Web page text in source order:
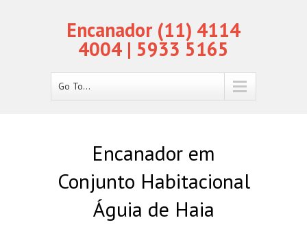
Encanador (11) 4114
4004 | 5933 5165
Go To...
Encanador em
Conjunto Habitacional
Águia de Haia